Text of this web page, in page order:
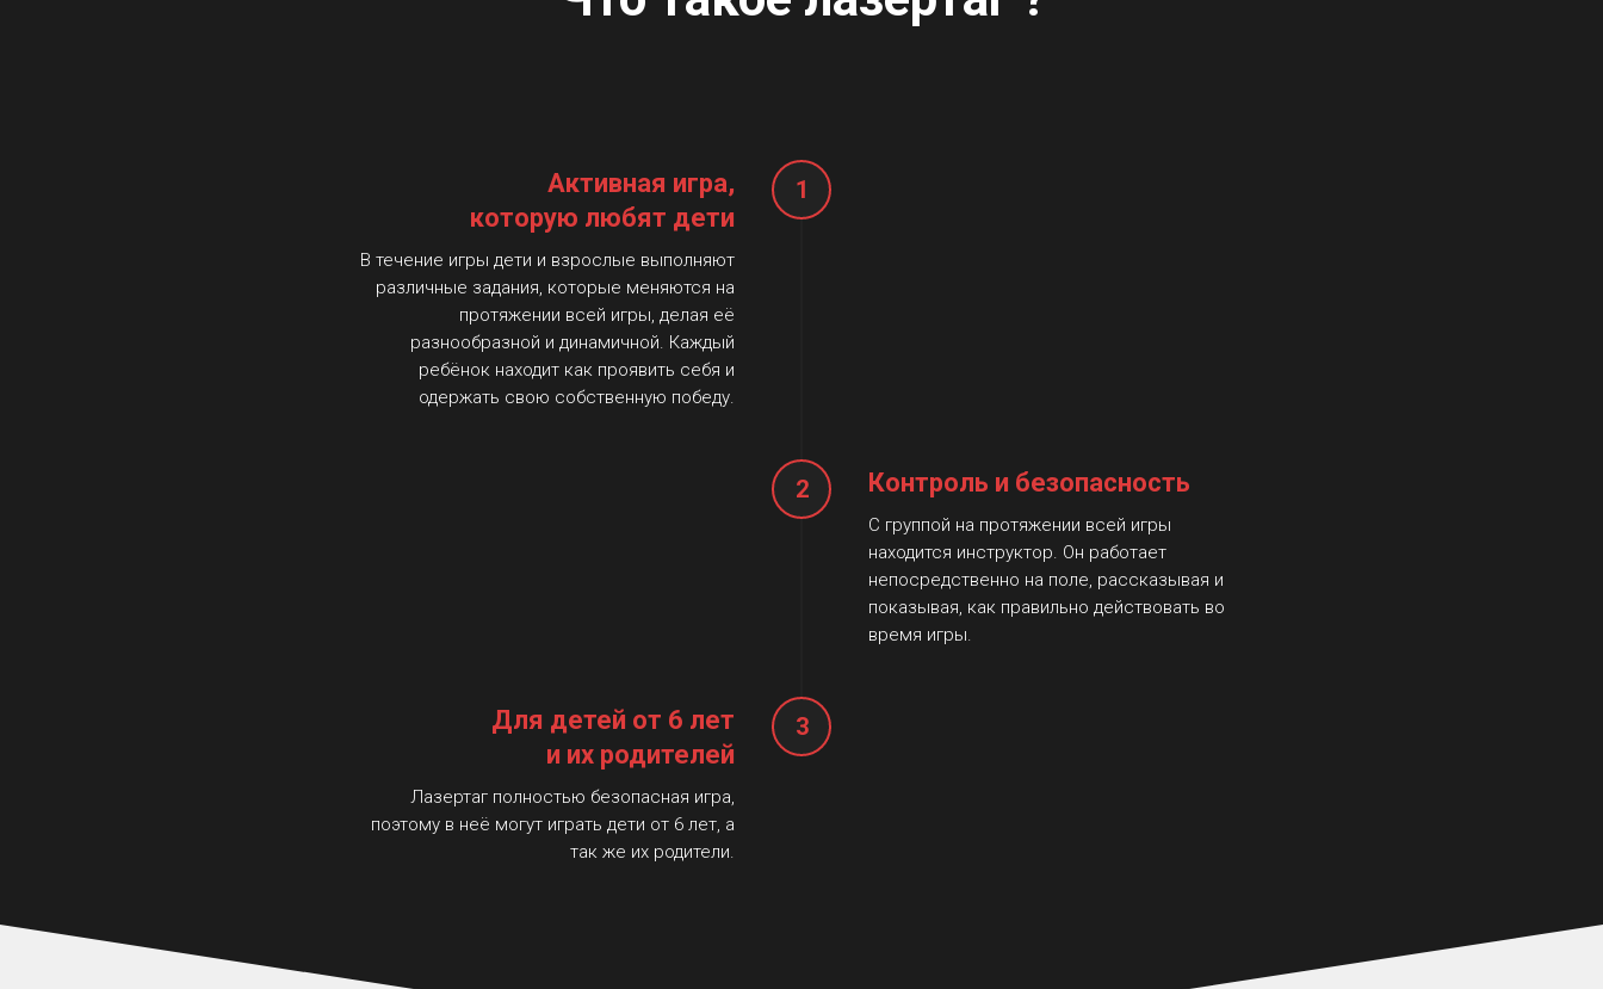
1
Активная игра,
которую любят дети
В течение игры дети и взрослые выполняют
различные задания, которые меняются на
протяжении всей игры, делая её
разнообразной и динамичной. Каждый
ребёнок находит как проявить себя и
одержать свою собственную победу.
2 Контроль и безопасность
С группой на протяжении всей игры
находится инструктор. Он работает
непосредственно на поле, рассказывая и
показывая, как правильно действовать во
время игры.
3
Для детей от 6 лет
и их родителей
Лазертаг полностью безопасная игра,
поэтому в неё могут играть дети от 6 лет, а
так же их родители.